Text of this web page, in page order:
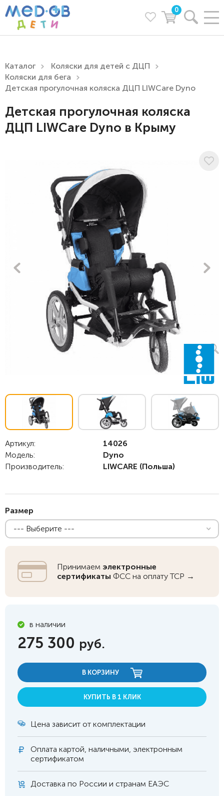
0
Каталог
Коляски для детей с ДЦП
Коляски для бега
Детская прогулочная коляска ДЦП LIWCare Dyno
Детская прогулочная коляска
ДЦП LIWCare Dyno в Крыму
Артикул:
14026
Модель:
Dyno
Производитель:
LIWCARE (Польша)
Размер
--- Выберите ---
Принимаем электронные
сертификаты ФСС на оплату ТСР →
в наличии
275 300 руб.
В КОРЗИНУ
КУПИТЬ В 1 КЛИК
Цена зависит от комплектации
Оплата картой, наличными, электронным
сертификатом
Доставка по России и странам ЕАЭС